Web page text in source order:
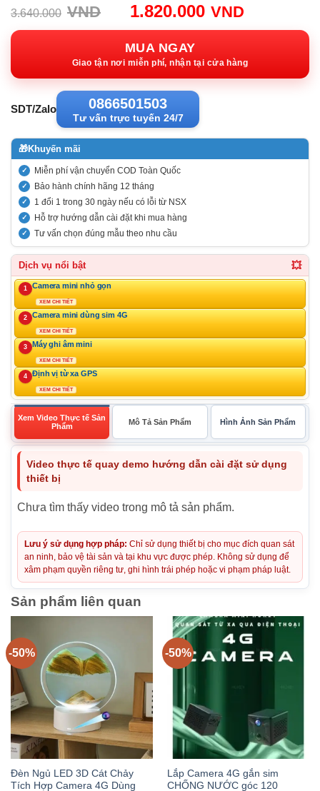
3.640.000 VND
Giá
gốc:
3.640.000VND.
1.820.000 VND
hiện
MUA NGAY
Giao tận nơi miễn phí, nhận tại cửa hàng
SDT/Zalo 0866501503
Tư vấn trực tuyến 24/7
🎁Khuyến mãi
Miễn phí vận chuyển COD Toàn Quốc
Bảo hành chính hãng 12 tháng
1 đổi 1 trong 30 ngày nếu có lỗi từ NSX
Hỗ trợ hướng dẫn cài đặt khi mua hàng
Tư vấn chọn đúng mẫu theo nhu cầu
Dịch vụ nổi bật 💥
1 Camera mini nhỏ gọn
XEM CHI TIẾT
2 Camera mini dùng sim 4G
XEM CHI TIẾT
3 Máy ghi âm mini
XEM CHI TIẾT
4 Định vị từ xa GPS
XEM CHI TIẾT
Xem Video Thực tế Sản
Phẩm
Mô Tả Sản Phẩm Hình Ảnh Sản Phẩm
Video thực tế quay demo hướng dẫn cài đặt sử dụng
thiết bị
Chưa tìm thấy video trong mô tả sản phẩm.
Lưu ý sử dụng hợp pháp: Chỉ sử dụng thiết bị cho mục đích quan sát
an ninh, bảo vệ tài sản và tại khu vực được phép. Không sử dụng để
xâm phạm quyền riêng tư, ghi hình trái phép hoặc vi phạm pháp luật.
Sản phẩm liên quan
-50%
Đèn Ngủ LED 3D Cát Chảy
Tích Hợp Camera 4G Dùng
-50%
Lắp Camera 4G gắn sim
CHỐNG NƯỚC góc 120